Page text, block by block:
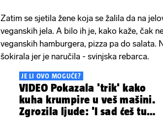
Zatim se sjetila žene koja se žalila da na
veganskih jela. A bilo ih je, kako kaže, čak
veganskih hamburgera, pizza pa do salata.
šokirala jer je naručila - svinjska rebarca.
JE LI OVO MOGUĆE?
VIDEO Pokazala 'trik' kako
kuha krumpire u veš mašini.
Zgrozila ljude: 'I sad ćeš tu